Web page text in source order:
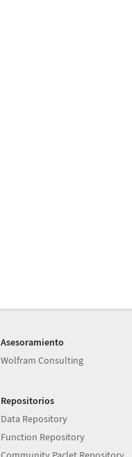
Asesoramiento
Wolfram Consulting
Repositorios
Data Repository
Function Repository